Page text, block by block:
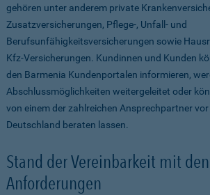
gehören unter anderem private
Zusatzversicherungen, Pflege-, Unfall- und
Berufsunfähigkeitsversicherungen sowie
Kfz-Versicherungen. Kundinnen und Kunden
den Barmenia Kundenportalen informieren,
Abschlussmöglichkeiten weitergeleitet oder
von einem der zahlreichen Ansprechpartner
Deutschland beraten lassen.
Stand der Vereinbarkeit mit den
Anforderungen